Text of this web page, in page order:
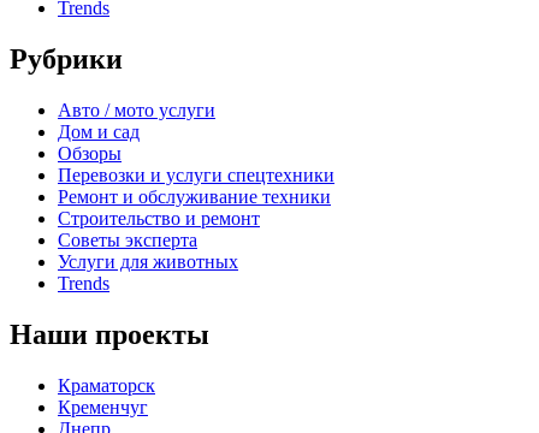
Trends
Рубрики
Авто / мото услуги
Дом и сад
Обзоры
Перевозки и услуги спецтехники
Ремонт и обслуживание техники
Строительство и ремонт
Советы эксперта
Услуги для животных
Trends
Наши проекты
Краматорск
Кременчуг
Днепр